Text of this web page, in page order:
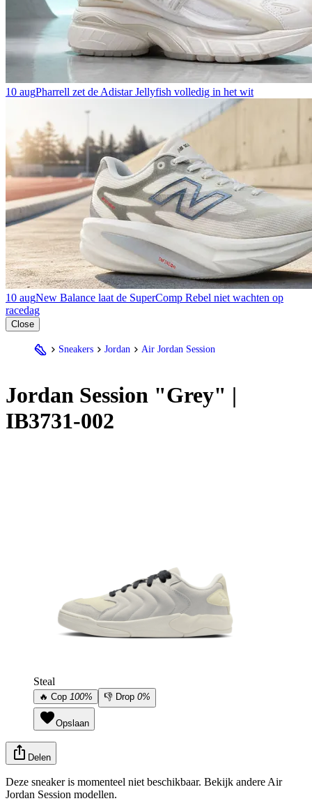
10 augPharrell zet de Adistar Jellyfish volledig in het wit
10 augNew Balance laat de SuperComp Rebel niet wachten op
racedag
Close
Sneakers Jordan Air Jordan Session
Jordan Session "Grey" |
IB3731-002
Steal
🔥 Cop 100% 👎 Drop 0%
Opslaan
Delen
Deze sneaker is momenteel niet beschikbaar. Bekijk andere Air
Jordan Session modellen.